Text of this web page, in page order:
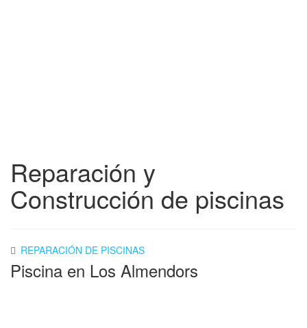
Reparación y
Construcción de piscinas
REPARACIÓN DE PISCINAS
Piscina en Los Almendors